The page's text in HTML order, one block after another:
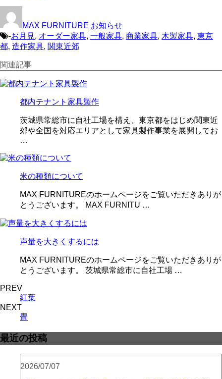
MAX FURNITURE お知らせ
-お月見, オーダー家具, 一般家具, 商業家具, 木製家具, 東京
都, 造作家具, 関東近郊
関連記事
都内テナント家具製作
茨城県常総市に自社工場を構え、東京都をはじめ関東近
郊や全国を対応エリアとして家具製作事業を展開してお
…
米の種類について
MAX FURNITUREのホームページをご覧いただきありが
とうございます。 MAX FURNITU …
声量を大きくするには
MAX FURNITUREのホームページをご覧いただきありが
とうございます。 茨城県常総市に自社工場 …
PREV
紅葉
NEXT
畳
最近の投稿
2026/07/07